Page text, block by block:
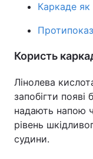
Лонгріди
Архів
Контакти
Каркаде як
Користь
Лінолева
запобігти появі
надають напою
рівень
судини.